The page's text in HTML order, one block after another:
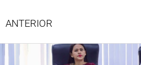
ANTERIOR